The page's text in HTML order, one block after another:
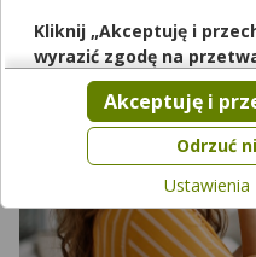
Kliknij „Akceptuję i
wyrazić zgodę na
partnerów Twoich
Pamiętaj, że wyrażenie
zgodę możesz w każdej
zgodę na przetwarzanie
celach. Jeżeli chcesz
przeprowadzić
dokonać za pomocą
Odrzuć
Akceptuję i
Ustawienia